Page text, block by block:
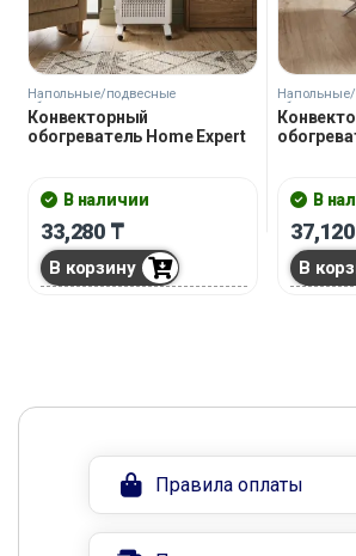
Напольные/подвесные
обогреватели
Конвекторный
обогреватель Home Expert
В наличии
33,280 ₸
В корзину
обогреватели
В
37,120
В
Правила оплаты